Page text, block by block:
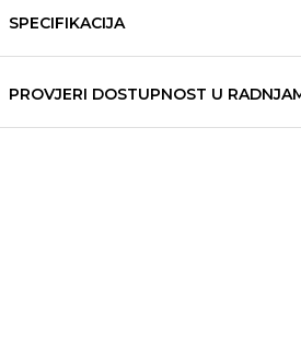
SPECIFIKACIJA
PROVJERI DOSTUPNOST U